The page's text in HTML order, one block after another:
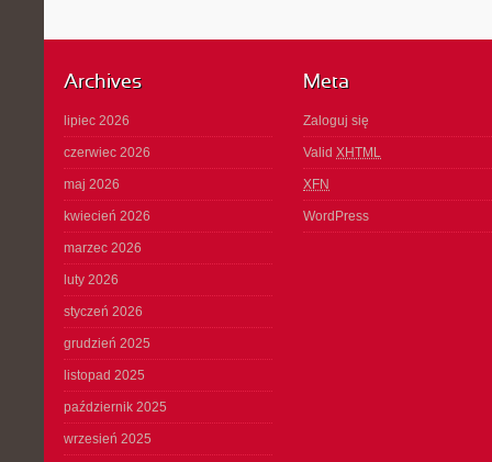
Archives
lipiec 2026
czerwiec 2026
maj 2026
kwiecień 2026
marzec 2026
luty 2026
styczeń 2026
grudzień 2025
listopad 2025
październik 2025
wrzesień 2025
Meta
Zaloguj się
Valid XHTML
XFN
WordPress